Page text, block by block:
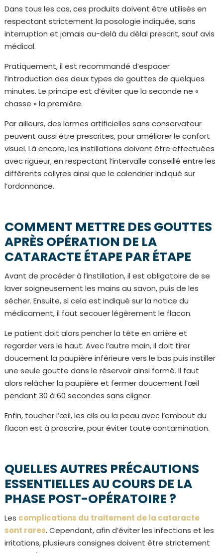
Dans tous les cas, ces produits doivent être utilisés en
respectant strictement la posologie indiquée, sans
interruption et jamais au-delà du délai prescrit, sauf avis
médical.
Pratiquement, il est recommandé d’espacer
l’introduction des deux types de gouttes de quelques
minutes. Le principe est d’éviter que la seconde ne «
chasse » la première.
Par ailleurs, des larmes artificielles sans conservateur
peuvent aussi être prescrites, pour améliorer le confort
visuel. Là encore, les instillations doivent être effectuées
avec rigueur, en respectant l’intervalle conseillé entre les
différents collyres ainsi que le calendrier indiqué sur
l’ordonnance.
COMMENT METTRE DES GOUTTES
APRÈS OPÉRATION DE LA
CATARACTE ÉTAPE PAR ÉTAPE
Avant de procéder à l’instillation, il est obligatoire de se
laver soigneusement les mains au savon, puis de les
sécher. Ensuite, si cela est indiqué sur la notice du
médicament, il faut secouer légèrement le flacon.
Le patient doit alors pencher la tête en arrière et
regarder vers le haut. Avec l’autre main, il doit tirer
doucement la paupière inférieure vers le bas puis instiller
une seule goutte dans le réservoir ainsi formé. Il faut
alors relâcher la paupière et fermer doucement l’œil
pendant 30 à 60 secondes sans cligner.
Enfin, toucher l’œil, les cils ou la peau avec l’embout du
flacon est à proscrire, pour éviter toute contamination.
QUELLES AUTRES PRÉCAUTIONS
ESSENTIELLES AU COURS DE LA
PHASE POST-OPÉRATOIRE ?
Les complications du traitement de la cataracte
sont rares. Cependant, afin d’éviter les infections et les
irritations, plusieurs consignes doivent être strictement